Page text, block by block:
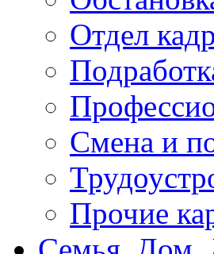
Отдел
Смена и
Прочие